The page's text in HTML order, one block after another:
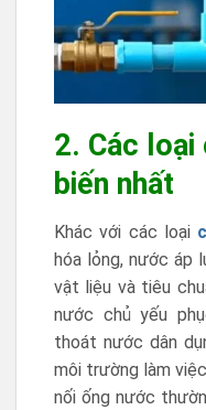
2. Các loại
biến nhất
Khác với các loại
hóa lỏng, nước áp
vật liệu và tiêu
nước chủ yếu
thoát nước dân
môi trường làm
nối ống nước